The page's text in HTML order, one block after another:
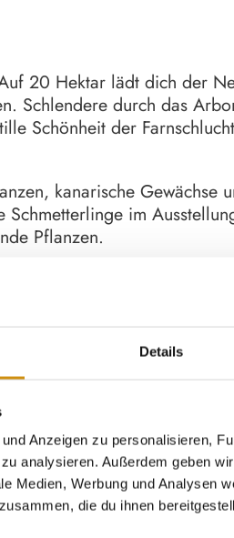
Details
Anzeigen zu personalisieren,
analysieren. Außerdem geben
Medien, Werbung und Analysen
die du ihnen
20 Hektar lädt dich der
Schlendere durch das
Schönheit der
kanarische Gewächse
im
Pflanzen.
oder einfach entspannen
dich inspirieren!